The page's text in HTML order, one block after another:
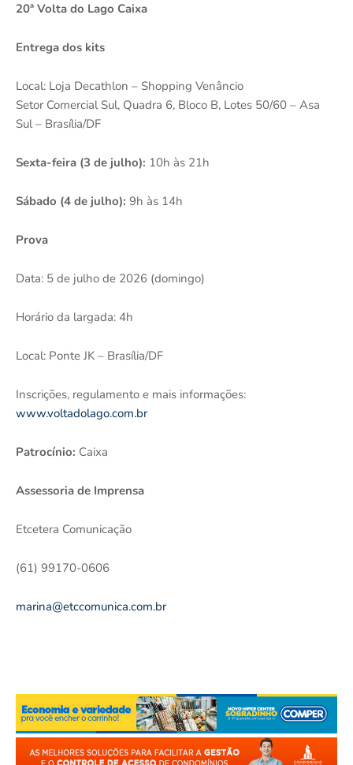
20ª Volta do Lago Caixa
Entrega dos kits
Local: Loja Decathlon – Shopping Venâncio
Setor Comercial Sul, Quadra 6, Bloco B, Lotes 50/60 – Asa
Sul – Brasília/DF
Sexta-feira (3 de julho): 10h às 21h
Sábado (4 de julho): 9h às 14h
Prova
Data: 5 de julho de 2026 (domingo)
Horário da largada: 4h
Local: Ponte JK – Brasília/DF
Inscrições, regulamento e mais informações:
www.voltadolago.com.br
Patrocínio: Caixa
Assessoria de Imprensa
Etcetera Comunicação
(61) 99170-0606
marina@etccomunica.com.br